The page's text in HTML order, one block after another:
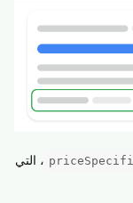
، التي